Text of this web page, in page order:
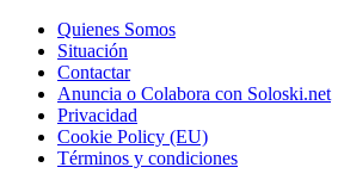
Quienes Somos
Situación
Contactar
Anuncia o Colabora con Soloski.net
Privacidad
Cookie Policy (EU)
Términos y condiciones